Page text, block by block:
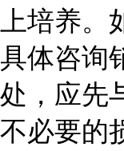
上培养
具体咨询
处，应先
不必要的